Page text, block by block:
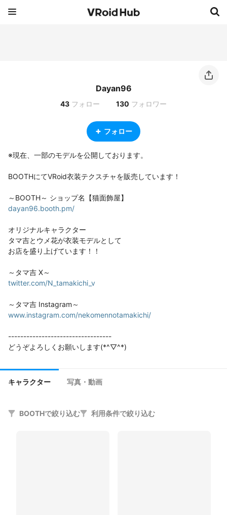
Dayan96
43 フォロー 130 フォロワー
フォロー
※現在、一部のモデルを公開しております。
BOOTHにてVRoid衣装テクスチャを販売しています！
dayan96.booth.pm/
オリジナルキャラクター
タマ吉とウメ花が衣装モデルとして
お店を盛り上げています！！
twitter.com/N_tamakichi_v
www.instagram.com/nekomennotamakichi/
----------------------------------
どうぞよろしくお願いします(*^▽^*)
キャラクター 写真・動画
BOOTHで絞り込む 利用条件で絞り込む